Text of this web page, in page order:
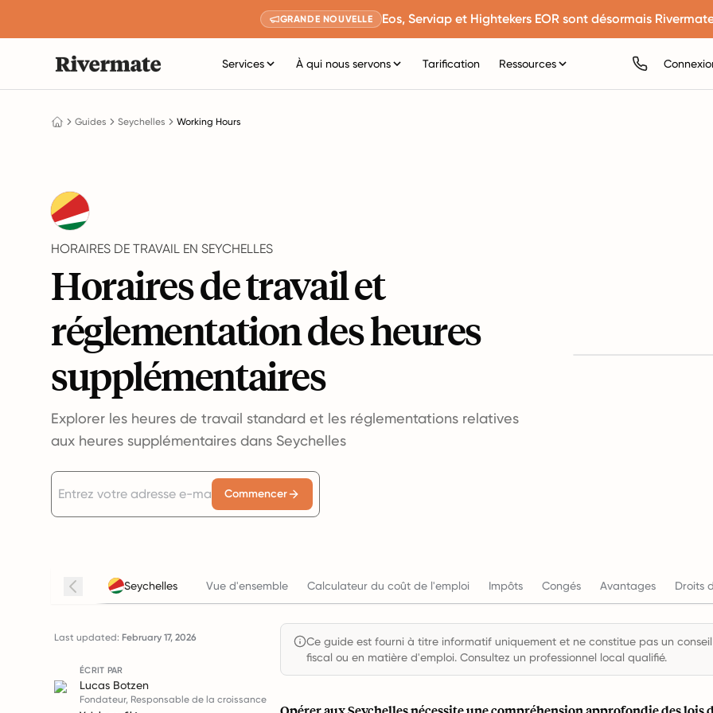
GRANDE NOUVELLE Eos, Serviap et Hightekers EOR sont désormais
Services À qui nous servons Tarification Ressources
Guides Seychelles Working Hours
HORAIRES DE TRAVAIL EN SEYCHELLES
Horaires de travail et
réglementation des heures
supplémentaires
Explorer les heures de travail standard et les réglementations relatives
aux heures supplémentaires dans Seychelles
Commencer
Seychelles Vue d'ensemble Calculateur du coût de l'emploi Impôts Congés Avantages Droits
Last updated: February 17, 2026
ÉCRIT PAR
Lucas Botzen
Fondateur, Responsable de la croissance
Ce guide est fourni à titre informatif uniquement et ne constitue pas un
fiscal ou en matière d'emploi. Consultez un professionnel local qualifié.